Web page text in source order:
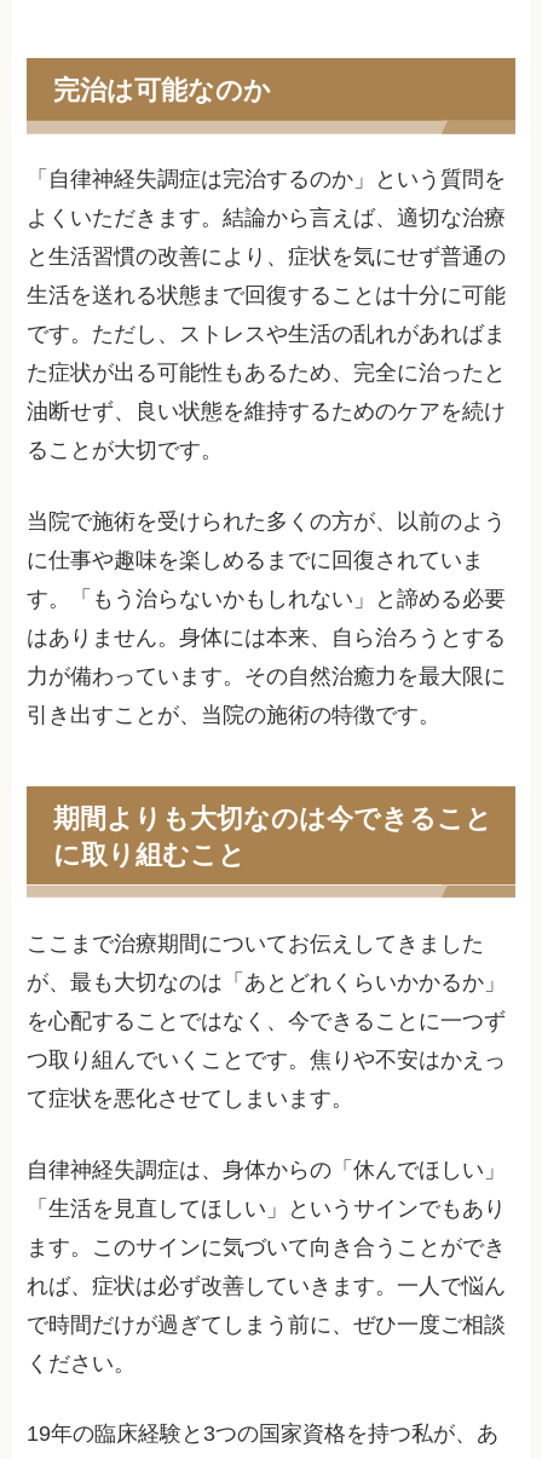
完治は可能なのか
「自律神経失調症は完治するのか」という質問を
よくいただきます。結論から言えば、適切な治療
と生活習慣の改善により、症状を気にせず普通の
生活を送れる状態まで回復することは十分に可能
です。ただし、ストレスや生活の乱れがあればま
た症状が出る可能性もあるため、完全に治ったと
油断せず、良い状態を維持するためのケアを続け
ることが大切です。
当院で施術を受けられた多くの方が、以前のよう
に仕事や趣味を楽しめるまでに回復されていま
す。「もう治らないかもしれない」と諦める必要
はありません。身体には本来、自ら治ろうとする
力が備わっています。その自然治癒力を最大限に
引き出すことが、当院の施術の特徴です。
期間よりも大切なのは今できること
に取り組むこと
ここまで治療期間についてお伝えしてきました
が、最も大切なのは「あとどれくらいかかるか」
を心配することではなく、今できることに一つず
つ取り組んでいくことです。焦りや不安はかえっ
て症状を悪化させてしまいます。
自律神経失調症は、身体からの「休んでほしい」
「生活を見直してほしい」というサインでもあり
ます。このサインに気づいて向き合うことができ
れば、症状は必ず改善していきます。一人で悩ん
で時間だけが過ぎてしまう前に、ぜひ一度ご相談
ください。
19年の臨床経験と3つの国家資格を持つ私が、あ